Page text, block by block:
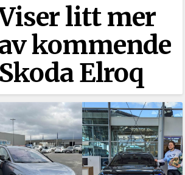
litt mer
kommende
Skoda Elroq